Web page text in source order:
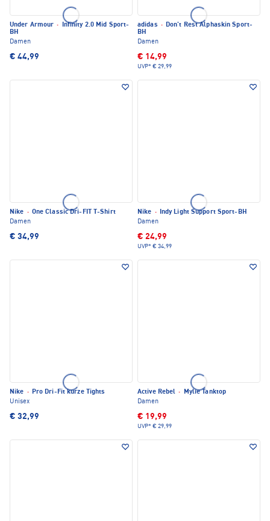
Under Armour ·
Infinity 2.0 Mid Sport-
BH
Damen
€ 44,99
adidas · Don't Rest Alphaskin Sport-
BH
Damen
€ 14,99
UVP* € 29,99
Nike · One Classic Dri-FIT T-Shirt
Damen
€ 34,99
Nike · Indy Light Support Sport-BH
Damen
€ 24,99
UVP* € 34,99
Nike · Pro Dri-Fit kurze Tights
Unisex
€ 32,99
Active Rebel ·
Mylie Tanktop
Damen
€ 19,99
UVP* € 29,99